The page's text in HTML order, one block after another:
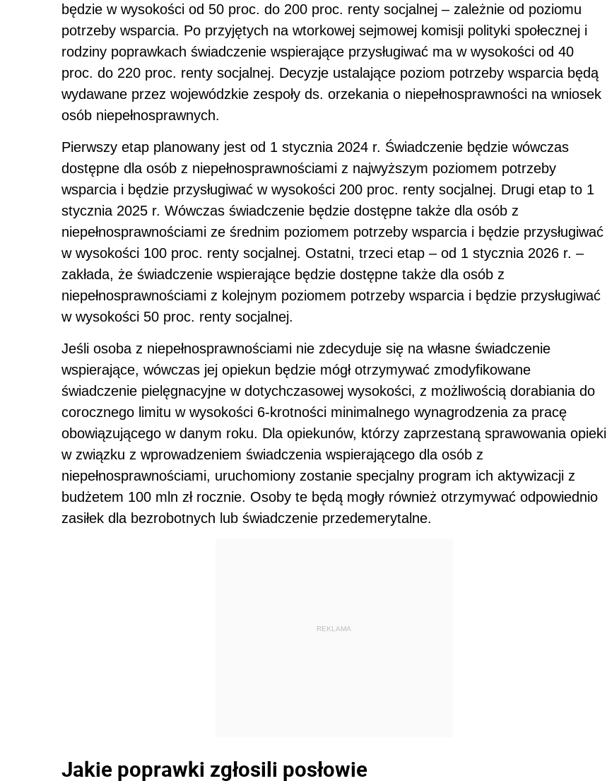
będzie w wysokości od 50 proc. do 200 proc. renty socjalnej – zależnie od poziomu
potrzeby wsparcia. Po przyjętych na wtorkowej sejmowej komisji polityki społecznej i
rodziny poprawkach świadczenie wspierające przysługiwać ma w wysokości od 40
proc. do 220 proc. renty socjalnej. Decyzje ustalające poziom potrzeby wsparcia będą
wydawane przez wojewódzkie zespoły ds. orzekania o niepełnosprawności na wniosek
osób niepełnosprawnych.
Pierwszy etap planowany jest od 1 stycznia 2024 r. Świadczenie będzie wówczas
dostępne dla osób z niepełnosprawnościami z najwyższym poziomem potrzeby
wsparcia i będzie przysługiwać w wysokości 200 proc. renty socjalnej. Drugi etap to 1
stycznia 2025 r. Wówczas świadczenie będzie dostępne także dla osób z
niepełnosprawnościami ze średnim poziomem potrzeby wsparcia i będzie przysługiwać
w wysokości 100 proc. renty socjalnej. Ostatni, trzeci etap – od 1 stycznia 2026 r. –
zakłada, że świadczenie wspierające będzie dostępne także dla osób z
niepełnosprawnościami z kolejnym poziomem potrzeby wsparcia i będzie przysługiwać
w wysokości 50 proc. renty socjalnej.
Jeśli osoba z niepełnosprawnościami nie zdecyduje się na własne świadczenie
wspierające, wówczas jej opiekun będzie mógł otrzymywać zmodyfikowane
świadczenie pielęgnacyjne w dotychczasowej wysokości, z możliwością dorabiania do
corocznego limitu w wysokości 6-krotności minimalnego wynagrodzenia za pracę
obowiązującego w danym roku. Dla opiekunów, którzy zaprzestaną sprawowania opieki
w związku z wprowadzeniem świadczenia wspierającego dla osób z
niepełnosprawnościami, uruchomiony zostanie specjalny program ich aktywizacji z
budżetem 100 mln zł rocznie. Osoby te będą mogły również otrzymywać odpowiednio
zasiłek dla bezrobotnych lub świadczenie przedemerytalne.
REKLAMA
Jakie poprawki zgłosili posłowie